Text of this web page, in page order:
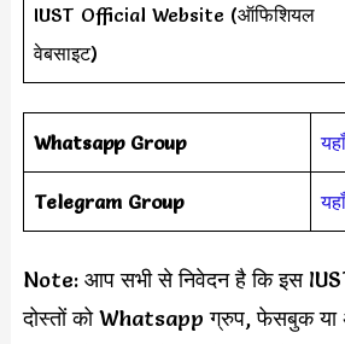
IUST Official Website (ऑफिशियल
वेबसाइट)
Whatsapp Group
Telegram Group
Note: आप सभी से निवेदन है कि इस
दोस्तों को Whatsapp ग्रुप, फेसबुक या